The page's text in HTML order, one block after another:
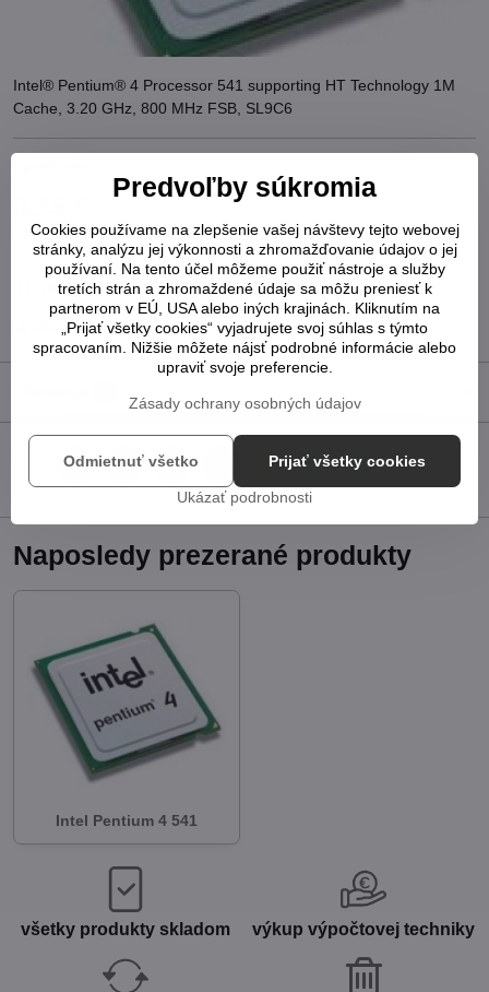
Intel® Pentium® 4 Processor 541 supporting HT Technology 1M
Cache, 3.20 GHz, 800 MHz FSB, SL9C6
5 €bez DPH
Pridať k Obľúbeným Otázka k produktu
Strážny pes
Doručenia
Výrobca:Intel
FacebookTwitterBluesky PinterestReddit LinkedInWhatsApp
E-
mail
Naposledy prezerané produkty
Intel Pentium 4 541
všetky produkty skladom výkup výpočtovej techniky
Predvoľby súkromia
Cookies používame na zlepšenie vašej návštevy tejto webovej
stránky, analýzu jej výkonnosti a zhromažďovanie údajov o jej
používaní. Na tento účel môžeme použiť nástroje a služby
tretích strán a zhromaždené údaje sa môžu preniesť k
partnerom v EÚ, USA alebo iných krajinách. Kliknutím na
„Prijať všetky cookies“ vyjadrujete svoj súhlas s týmto
spracovaním. Nižšie môžete nájsť podrobné informácie alebo
upraviť svoje preferencie.
Zásady ochrany osobných údajov
Ukázať podrobnosti
Prijať všetky cookies
Odmietnuť všetko